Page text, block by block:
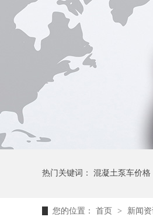
热门关键词： 混凝土泵车价格
您的位置： 首页 > 新闻